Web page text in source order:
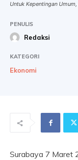
Untuk Kepentingan
PENULIS
Redaksi
KATEGORI
Ekonomi
Surabaya 7 Maret